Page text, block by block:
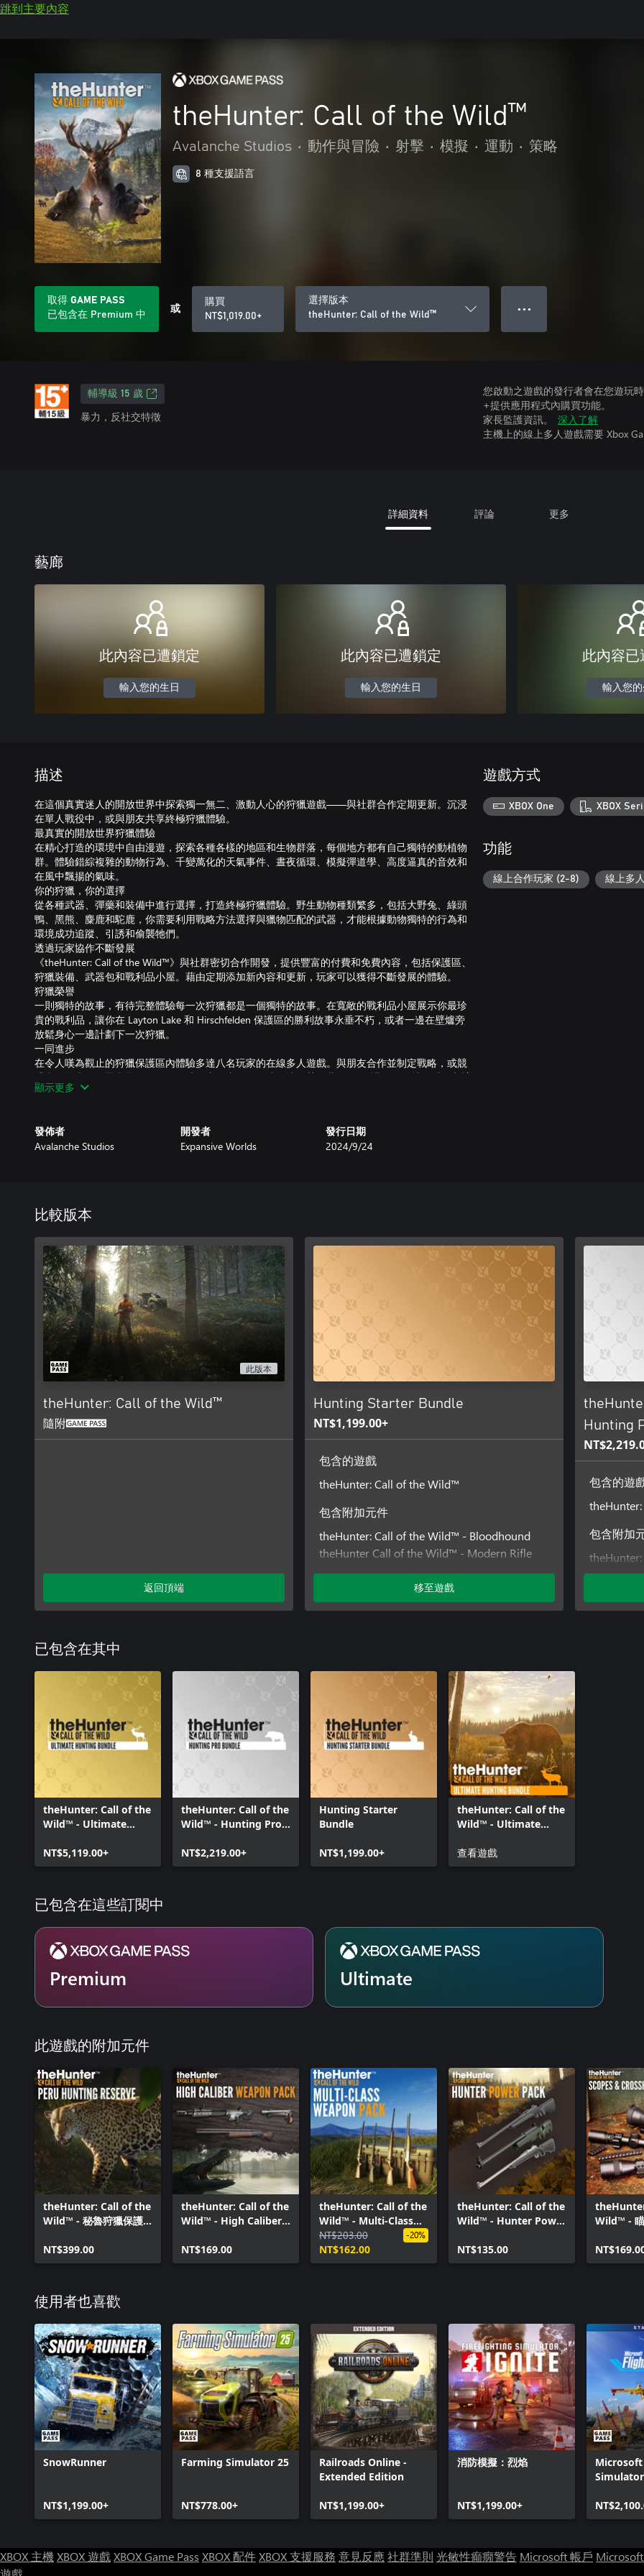
跳到主要內容
theHunter: Call of the Wild™
Avalanche Studios • 動作與冒險 • 射擊 • 模擬 • 運動 • 策略
8 種支援語言
取得 GAME PASS
已包含在 Premium 中
或
購買
NT$1,019.00+
選擇版本
theHunter: Call of the Wild™
● ● ●
輔導級 15 歲
暴力，反社交特徵
您啟動之遊戲的發行者會在您遊玩
+提供應用程式內購買功能。
家長監護資訊。
深入了解
主機上的線上多人遊戲需要 Xbox
詳細資料 評論 更多
藝廊
此內容已遭鎖定
輸入您的生日
此內容已遭鎖定
輸入您的生日
此內容已
輸入您的
描述
在這個真實迷人的開放世界中探索獨一無二、激動人心的狩獵遊戲——與社群合作定期更新。沉浸
在單人戰役中，或與朋友共享終極狩獵體驗。
最真實的開放世界狩獵體驗
在精心打造的環境中自由漫遊，探索各種各樣的地區和生物群落，每個地方都有自己獨特的動植物
群。體驗錯綜複雜的動物行為、千變萬化的天氣事件、晝夜循環、模擬彈道學、高度逼真的音效和
在風中飄揚的氣味。
你的狩獵，你的選擇
從各種武器、彈藥和裝備中進行選擇，打造終極狩獵體驗。野生動物種類繁多，包括大野兔、綠頭
鴨、黑熊、麋鹿和駝鹿，你需要利用戰略方法選擇與獵物匹配的武器，才能根據動物獨特的行為和
環境成功追蹤、引誘和偷襲牠們。
透過玩家協作不斷發展
《theHunter: Call of the Wild™》與社群密切合作開發，提供豐富的付費和免費內容，包括保護區、
狩獵裝備、武器包和戰利品小屋。藉由定期添加新內容和更新，玩家可以獲得不斷發展的體驗。
狩獵榮譽
一則獨特的故事，有待完整體驗每一次狩獵都是一個獨特的故事。在寬敞的戰利品小屋展示你最珍
貴的戰利品，讓你在 Layton Lake 和 Hirschfelden 保護區的勝利故事永垂不朽，或者一邊在壁爐旁
放鬆身心一邊計劃下一次狩獵。
一同進步
在令人嘆為觀止的狩獵保護區內體驗多達八名玩家的在線多人遊戲。與朋友合作並制定戰略，或競
爭拿下最豐厚的戰利品。只要你的狩獵隊伍中有一位成員擁有某付費 DLC 保護區，你就可以進入該
保護區。
顯示更多
發佈者
Avalanche Studios
開發者
Expansive Worlds
發行日期
2024/9/24
遊戲方式
XBOX One XBOX
功能
線上合作玩家 (2-8) 線上多
比較版本
此版本
theHunter: Call of the Wild™
隨附
返回頂端
Hunting Starter Bundle
NT$1,199.00+
包含的遊戲
theHunter: Call of the Wild™
包含附加元件
theHunter: Call of the Wild™ - Bloodhound
theHunter Call of the Wild™ - Modern Rifle
Pack
theHunter™ Call of the Wild - Silver Ridge
Peaks
移至遊戲
Hunting
包含的遊
包含附加
Weapon
已包含在其中
theHunter: Call of the
Wild™ - Ultimate
NT$5,119.00+
theHunter: Call of the
Wild™ - Hunting Pro
NT$2,219.00+
Hunting Starter
Bundle
NT$1,199.00+
theHunter: Call of the
Wild™ - Ultimate
查看遊戲
已包含在這些訂閱中
Premium Ultimate
此遊戲的附加元件
theHunter: Call of the
Wild™ - 秘魯狩獵保護
NT$399.00
theHunter: Call of the
Wild™ - High Caliber
NT$169.00
theHunter: Call of the
Wild™ - Multi-Class
Weapon Pack
NT$203.00
NT$162.00
-20%
theHunter: Call of the
Wild™ - Hunter Power
NT$135.00
Wild™ -
使用者也喜歡
SnowRunner
NT$1,199.00+
Farming Simulator 25
NT$778.00+
Railroads Online -
Extended Edition
NT$1,199.00+
消防模擬：烈焰
NT$1,199.00+
XBOX 主機XBOX 遊戲XBOX Game Pass XBOX 配件XBOX 支援服務 意見反應社群準則 光敏性癲癇警告 Microsoft 帳戶